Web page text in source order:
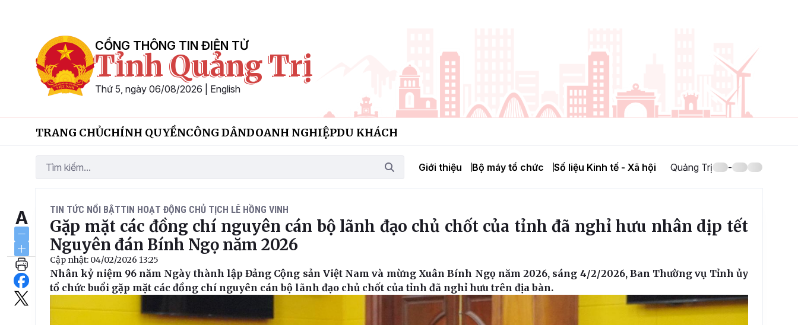
CỔNG THÔNG TIN ĐIỆN TỬ
Tỉnh Quảng Trị
Thứ 5, ngày 06/08/2026 English
TRANG CHỦCHÍNH QUYỀNCÔNG DÂNDOANH NGHIỆPDU KHÁCH
Giới thiệu Bộ máy tổ chức Số liệu Kinh tế - Xã hội Quảng Trị -
A TIN TỨC NỔI BẬTTIN HOẠT ĐỘNG CHỦ TỊCH LÊ HỒNG VINH
Gặp mặt các đồng chí nguyên cán bộ lãnh đạo chủ chốt của tỉnh đã nghỉ hưu nhân dịp tết
Nguyên đán Bính Ngọ năm 2026
Cập nhật: 04/02/2026 13:25
Nhân kỷ niệm 96 năm Ngày thành lập Đảng Cộng sản Việt Nam và mừng Xuân Bính Ngọ năm 2026, sáng 4/2/2026, Ban Thường vụ Tỉnh ủy
tổ chức buổi gặp mặt các đồng chí nguyên cán bộ lãnh đạo chủ chốt của tỉnh đã nghỉ hưu trên địa bàn.